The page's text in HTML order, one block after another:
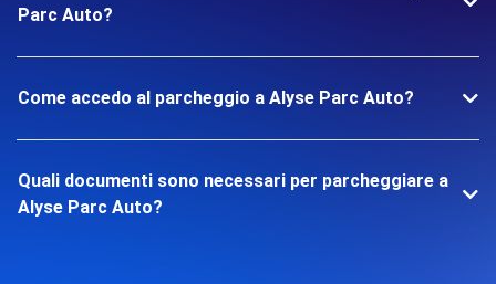
Parc Auto?
Come accedo al parcheggio a Alyse Parc Auto?
Quali documenti sono necessari per parcheggiare a
Alyse Parc Auto?